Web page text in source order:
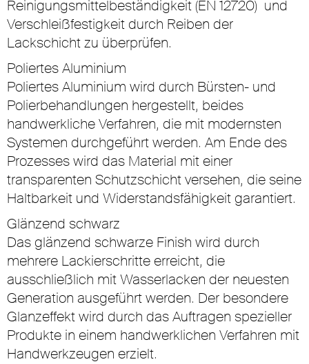
Reinigungsmittelbeständigkeit (EN 12720) und
Verschleißfestigkeit durch Reiben der
Lackschicht zu überprüfen.
Poliertes Aluminium
Poliertes Aluminium wird durch Bürsten- und
Polierbehandlungen hergestellt, beides
handwerkliche Verfahren, die mit modernsten
Systemen durchgeführt werden. Am Ende des
Prozesses wird das Material mit einer
transparenten Schutzschicht versehen, die seine
Haltbarkeit und Widerstandsfähigkeit garantiert.
Glänzend schwarz
Das glänzend schwarze Finish wird durch
mehrere Lackierschritte erreicht, die
ausschließlich mit Wasserlacken der neuesten
Generation ausgeführt werden. Der besondere
Glanzeffekt wird durch das Auftragen spezieller
Produkte in einem handwerklichen Verfahren mit
Handwerkzeugen erzielt.